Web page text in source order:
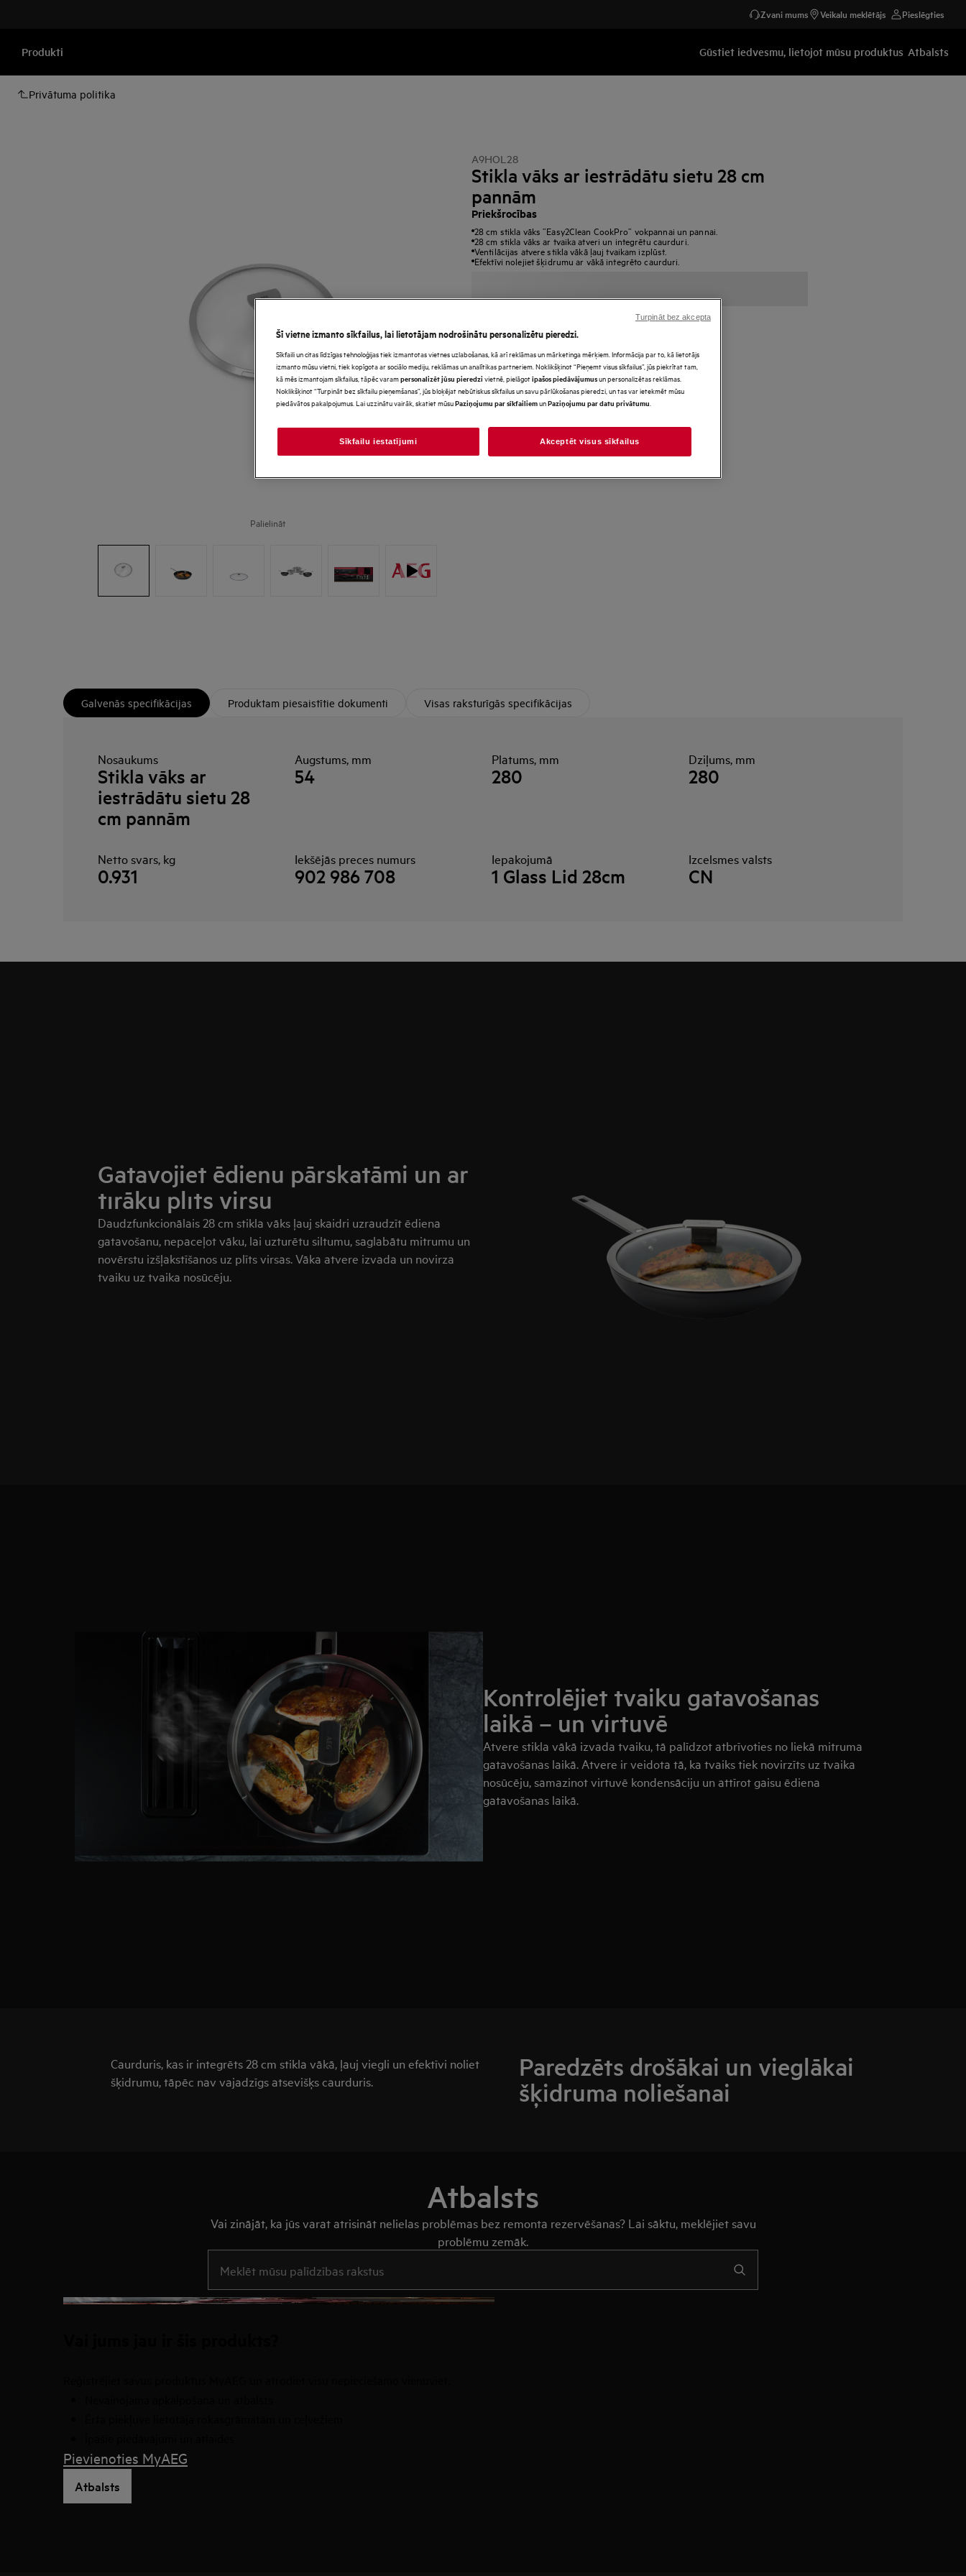
Zvani mums Veikalu meklētājs Pieslēgties
Produkti Gūstiet iedvesmu, lietojot mūsu produktus Atbalsts
Privātuma politika
Palielināt
A9HOL28
Stikla vāks ar iestrādātu sietu 28 cm
pannām
Priekšrocības
28 cm stikla vāks ”Easy2Clean CookPro” vokpannai un pannai.
28 cm stikla vāks ar tvaika atveri un integrētu caurduri.
Ventilācijas atvere stikla vākā ļauj tvaikam izplūst.
Efektīvi nolejiet šķidrumu ar vākā integrēto caurduri.
Galvenās specifikācijas Produktam piesaistītie dokumenti Visas raksturīgās specifikācijas
Nosaukums
Stikla vāks ar
iestrādātu sietu 28
cm pannām
Augstums, mm
54
Platums, mm
280
Dziļums, mm
280
Netto svars, kg
0.931
Iekšējās preces numurs
902 986 708
Iepakojumā
1 Glass Lid 28cm
Izcelsmes valsts
CN
Gatavojiet ēdienu pārskatāmi un ar
tīrāku plīts virsu
Daudzfunkcionālais 28 cm stikla vāks ļauj skaidri uzraudzīt ēdiena
gatavošanu, nepaceļot vāku, lai uzturētu siltumu, saglabātu mitrumu un
novērstu izšļakstīšanos uz plīts virsas. Vāka atvere izvada un novirza
tvaiku uz tvaika nosūcēju.
Kontrolējiet tvaiku gatavošanas
laikā – un virtuvē
Atvere stikla vākā izvada tvaiku, tā palīdzot atbrīvoties no liekā mitruma
gatavošanas laikā. Atvere ir veidota tā, ka tvaiks tiek novirzīts uz tvaika
nosūcēju, samazinot virtuvē kondensāciju un attīrot gaisu ēdiena
gatavošanas laikā.
Paredzēts drošākai un vieglākai
šķidruma noliešanai
Caurduris, kas ir integrēts 28 cm stikla vākā, ļauj viegli un efektīvi noliet
šķidrumu, tāpēc nav vajadzīgs atsevišķs caurduris.
Atbalsts
Vai zinājāt, ka jūs varat atrisināt nelielas problēmas bez remonta rezervēšanas? Lai sāktu, meklējiet savu
problēmu zemāk.
Pievienoties MyAEG
Atbalsts
Šī vietne izmanto sīkfailus, lai lietotājam nodrošinātu personalizētu pieredzi.
Sīkfaili un citas līdzīgas tehnoloģijas tiek izmantotas vietnes uzlabošanas, kā arī reklāmas un mārketinga mērķiem. Informācija par to, kā lietotājs
izmanto mūsu vietni, tiek kopīgota ar sociālo mediju, reklāmas un analītikas partneriem. Noklikšķinot “Pieņemt visus sīkfailus”, jūs piekrītat tam,
kā mēs izmantojam sīkfailus, tāpēc varampersonalizēt jūsu pieredzi vietnē, pielāgotīpašos piedāvājumusun personalizētas reklāmas.
Noklikšķinot “Turpināt bez sīkfailu pieņemšanas”, jūs bloķējat nebūtiskus sīkfailus un savu pārlūkošanas pieredzi, un tas var ietekmēt mūsu
piedāvātos pakalpojumus. Lai uzzinātu vairāk, skatiet mūsuPaziņojumu par sīkfailiemunPaziņojumu par datu privātumu
Sīkfailu iestatījumi Akceptēt visus sīkfailus
Turpināt bez akcepta